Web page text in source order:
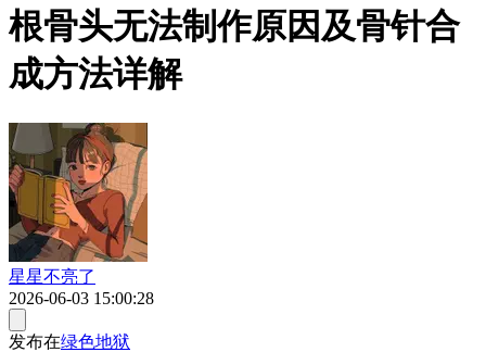
根骨头无法制作原因及骨针合
成方法详解
星星不亮了
2026-06-03 15:00:28
发布在绿色地狱